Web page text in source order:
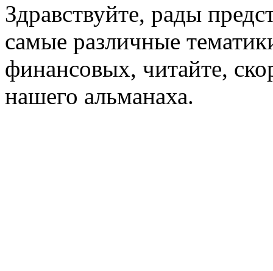
Здравствуйте, рады
самые различные
финансовых, читайте,
нашего альманаха.